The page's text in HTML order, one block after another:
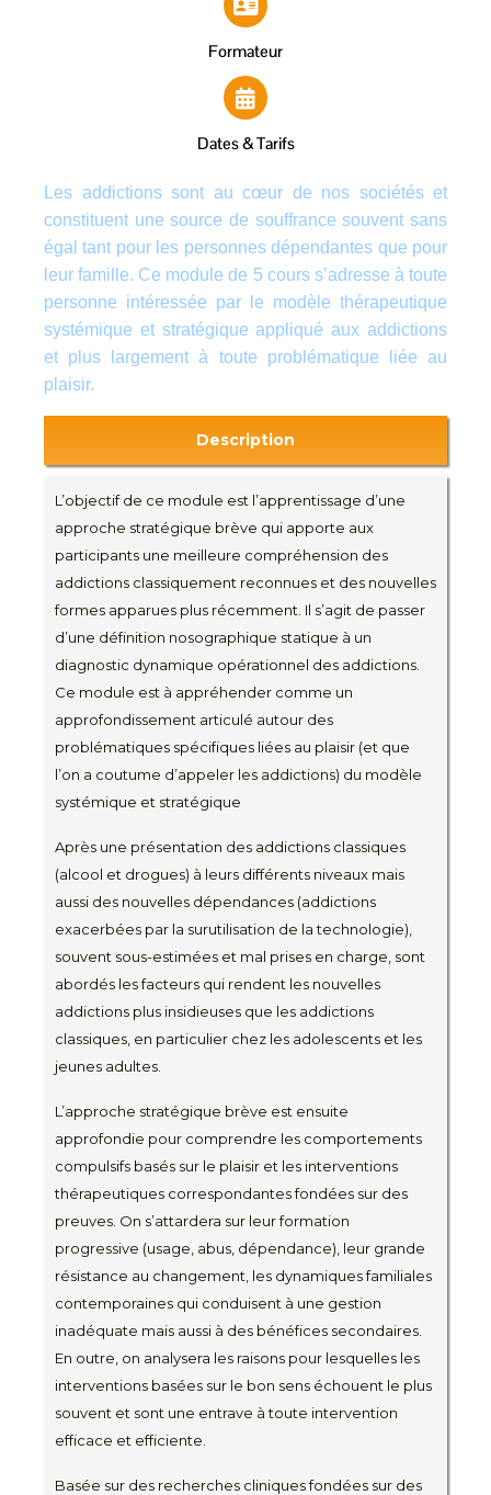
Formateur
Dates & Tarifs
Les addictions sont au cœur de nos sociétés et
constituent une source de souffrance souvent sans
égal tant pour les personnes dépendantes que pour
leur famille. Ce module de 5 cours s’adresse à toute
personne intéressée par le modèle thérapeutique
systémique et stratégique appliqué aux addictions
et plus largement à toute problématique liée au
plaisir.
Description
L’objectif de ce module est l’apprentissage d’une
approche stratégique brève qui apporte aux
participants une meilleure compréhension des
addictions classiquement reconnues et des nouvelles
formes apparues plus récemment. Il s’agit de passer
d’une définition nosographique statique à un
diagnostic dynamique opérationnel des addictions.
Ce module est à appréhender comme un
approfondissement articulé autour des
problématiques spécifiques liées au plaisir (et que
l’on a coutume d’appeler les addictions) du modèle
systémique et stratégique
Après une présentation des addictions classiques
(alcool et drogues) à leurs différents niveaux mais
aussi des nouvelles dépendances (addictions
exacerbées par la surutilisation de la technologie),
souvent sous-estimées et mal prises en charge, sont
abordés les facteurs qui rendent les nouvelles
addictions plus insidieuses que les addictions
classiques, en particulier chez les adolescents et les
jeunes adultes.
L’approche stratégique brève est ensuite
approfondie pour comprendre les comportements
compulsifs basés sur le plaisir et les interventions
thérapeutiques correspondantes fondées sur des
preuves. On s’attardera sur leur formation
progressive (usage, abus, dépendance), leur grande
résistance au changement, les dynamiques familiales
contemporaines qui conduisent à une gestion
inadéquate mais aussi à des bénéfices secondaires.
En outre, on analysera les raisons pour lesquelles les
interventions basées sur le bon sens échouent le plus
souvent et sont une entrave à toute intervention
efficace et efficiente.
Basée sur des recherches cliniques fondées sur des